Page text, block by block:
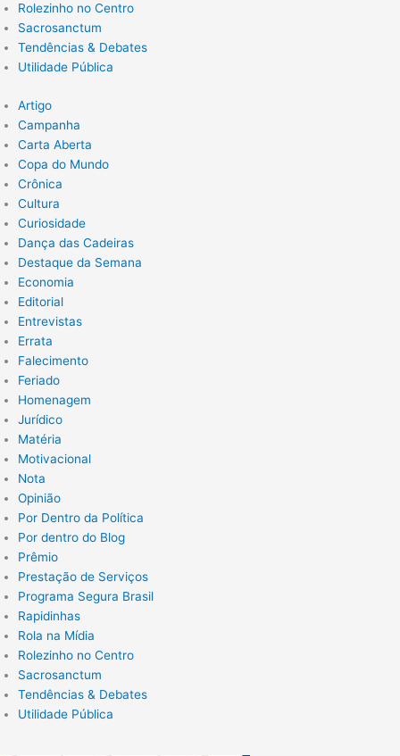
Rolezinho no Centro
Sacrosanctum
Tendências & Debates
Utilidade Pública
Artigo
Campanha
Carta Aberta
Copa do Mundo
Crônica
Cultura
Curiosidade
Dança das Cadeiras
Destaque da Semana
Economia
Editorial
Entrevistas
Errata
Falecimento
Feriado
Homenagem
Jurídico
Matéria
Motivacional
Nota
Opinião
Por Dentro da Política
Por dentro do Blog
Prêmio
Prestação de Serviços
Programa Segura Brasil
Rapidinhas
Rola na Mídia
Rolezinho no Centro
Sacrosanctum
Tendências & Debates
Utilidade Pública